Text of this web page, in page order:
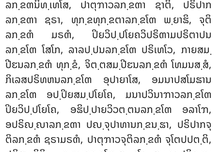
ລກ຺ຂຓນິທ຺ເທໂສ, ປາຕຸຠາວລກ຺ຂຓາ ຊາຕິ, ປຣິປາກ
ລກ຺ຂຓາ ຊຣາ, ທຸກ຺ຂທຸກ຺ຂຕາລກ຺ຂໂຓ ພ຺ຍາຘິ, ຈຸຕິ
ລກ຺ຂຓໍ ມຣຓໍ, ປິຍວິປ຺ປໂຍຄວິປຣິຓາມປຣິຕາປນ
ລກ຺ຂໂຓ ໂສໂກ, ລາລປ຺ປນລກ຺ຂໂຓ ປຣິເທໂວ, ກາຍສມ຺
ປີຬນລກ຺ຂຓໍ ທຸກ຺ຂໍ, ຈິຕ຺ຕສມ຺ປີຬນລກ຺ຂຓໍ ໂທມນສ຺ສໍ,
ກິເລສປຣິທຫນລກ຺ຂໂຓ ອຸປາຍາໂສ, ອມນາປສໂມຘານ
ລກ຺ຂໂຓ ອປ຺ປິຍສມ຺ປໂຍໂຄ, ມນາປວິນາຠາວລກ຺ຂໂຓ
ປິຍວິປ຺ປໂຍໂຄ, ອຘິປ຺ປາຍວິວຕ຺ຕນລກ຺ຂໂຓ ອລາໂຠ,
ອປຣິຎ຺ຎາລກ຺ຂຓາ ປຎ຺ຈຸປາທານກ຺ຂນ຺ຘາ, ປຣິປາກຈຸ
ຕິລກ຺ຂຓໍ ຊຣາມຣຓໍ, ປາຕຸຠາວຈຸຕິລກ຺ຂຓໍ ຈຸໂຕປປຕ຺ຕິ,